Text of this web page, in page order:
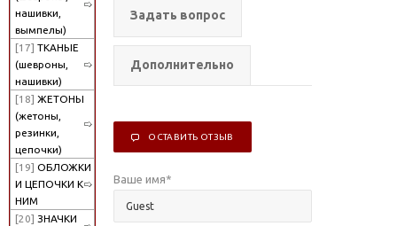
нашивки,
вымпелы)
[17] ТКАНЫЕ
(шевроны,
нашивки)
[18] ЖЕТОНЫ
(жетоны,
резинки,
цепочки)
[19] ОБЛОЖКИ
И ЦЕПОЧКИ К
НИМ
[20] ЗНАЧКИ
Задать вопрос
Дополнительно
ОСТАВИТЬ ОТЗЫВ
Ваше имя*